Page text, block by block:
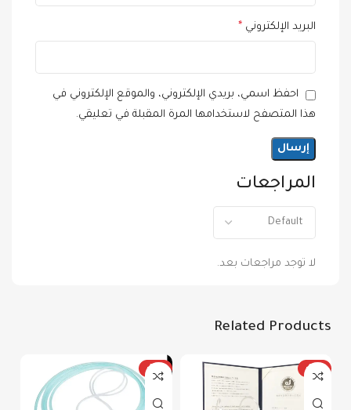
المراجعات
لا توجد مراجعات بعد.
البريد الإلكتروني *
احفظ اسمي، بريدي الإلكتروني، والموقع الإلكتروني في
هذا المتصفح لاستخدامها المرة المقبلة في تعليقي.
Related Products
-18%
-33%